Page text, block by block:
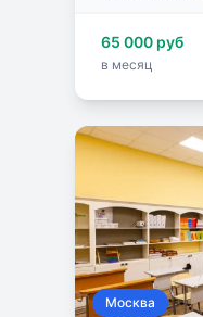
65 000 руб
в месяц
Москва